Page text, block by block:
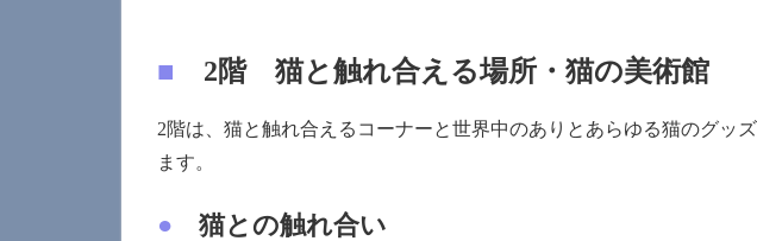
■ 2階 猫と触れ合える場所・猫の美術館
2階は、猫と触れ合えるコーナーと世界中のありとあらゆる猫のグッ
ます。
● 猫との触れ合い